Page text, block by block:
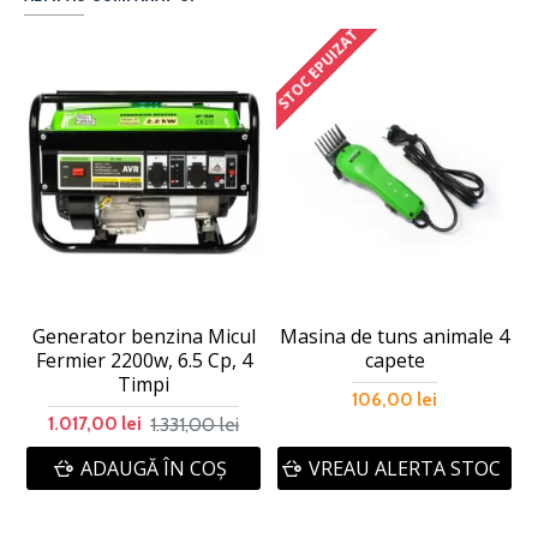
Generator benzina Micul
Fermier 2200w, 6.5 Cp, 4
Timpi
1.017,00 lei 1.331,00 lei
ADAUGĂ ÎN COŞ
STOC EPUIZAT
Masina de tuns animale 4
capete
106,00 lei
VREAU ALERTA STOC